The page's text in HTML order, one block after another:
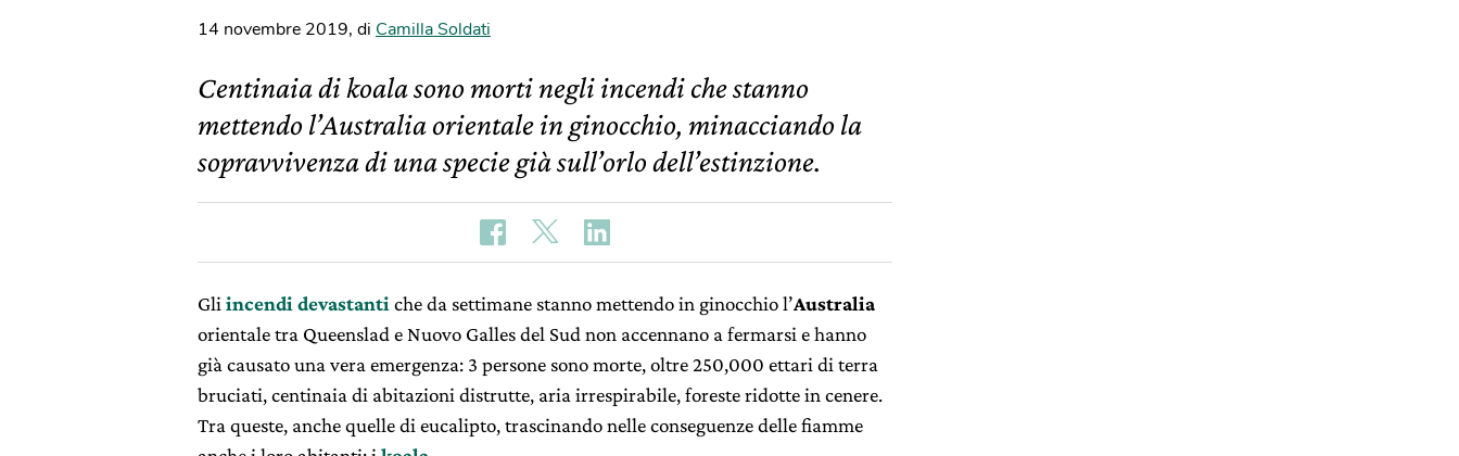
14 novembre 2019, di Camilla Soldati
Centinaia di koala sono morti negli incendi che stanno
mettendo l’Australia orientale in ginocchio, minacciando la
sopravvivenza di una specie già sull’orlo dell’estinzione.
Gli incendi devastanti che da settimane stanno mettendo in ginocchio l’Australia
orientale tra Queenslad e Nuovo Galles del Sud non accennano a fermarsi e hanno
già causato una vera emergenza: 3 persone sono morte, oltre 250,000 ettari di terra
bruciati, centinaia di abitazioni distrutte, aria irrespirabile, foreste ridotte in cenere.
Tra queste, anche quelle di eucalipto, trascinando nelle conseguenze delle fiamme